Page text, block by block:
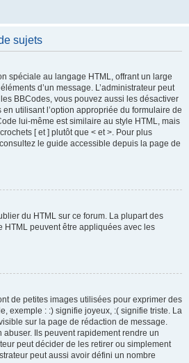
sujets
spéciale au langage HTML, offrant un large
d’un message. L’administrateur peut
BBCodes, vous pouvez aussi les désactiver
utilisant l’option appropriée du formulaire de
lui-même est similaire au style HTML, mais
[ et ] plutôt que < et >. Pour plus
le guide accessible depuis la page de
du HTML sur ce forum. La plupart des
HTML peuvent être appliquées avec les
de petites images utilisées pour exprimer des
exemple : :) signifie joyeux, :( signifie triste. La
sur la page de rédaction de message.
abuser. Ils peuvent rapidement rendre un
peut décider de les retirer ou simplement
peut aussi avoir défini un nombre